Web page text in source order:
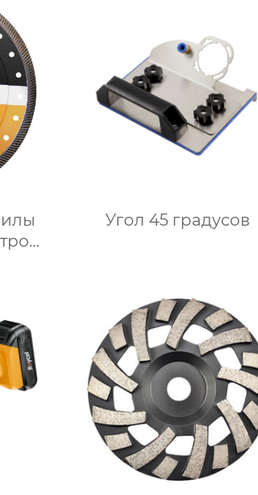
Угол 45 градусов